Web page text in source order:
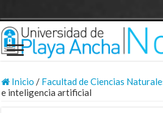
Inicio / Facultad de Ciencias
e inteligencia artificial